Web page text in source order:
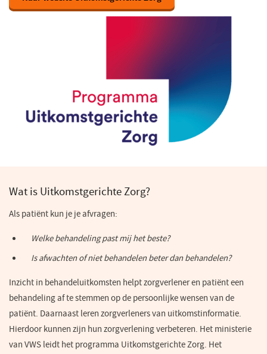
in
een
Wat is Uitkomstgerichte Zorg?
Als patiënt kun je je afvragen:
Welke behandeling past mij het beste?
Is afwachten of niet behandelen beter dan behandelen?
Inzicht in behandeluitkomsten helpt zorgverlener en patiënt een
behandeling af te stemmen op de persoonlijke wensen van de
patiënt. Daarnaast leren zorgverleners van uitkomstinformatie.
Hierdoor kunnen zijn hun zorgverlening verbeteren. Het ministerie
van VWS leidt het programma Uitkomstgerichte Zorg. Het